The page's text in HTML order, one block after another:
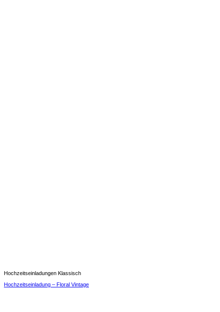
Hochzeitseinladungen Klassisch
Hochzeitseinladung – Floral Vintage